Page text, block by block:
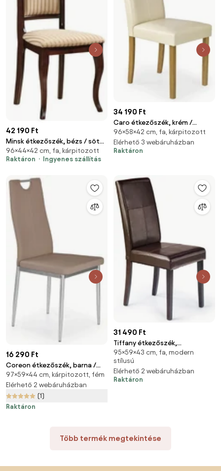
42 190 Ft
Minsk étkezőszék, bézs / sötét
dió
96×44×42 cm, fa, kárpitozott
Raktáron
Ingyenes szállítás
34 190 Ft
Caro étkezőszék, krém /
bükkfa
96×58×42 cm, fa, kárpitozott
Elérhető 3 webáruházban
Raktáron
16 290 Ft
Coreon étkezőszék, barna /
ezüst
97×59×44 cm, kárpitozott, fém
Elérhető 2 webáruházban
(1)
Raktáron
31 490 Ft
Tiffany étkezőszék,
sötétbarna
95×59×43 cm, fa, modern
stílusú
Elérhető 2 webáruházban
Raktáron
Több termék megtekintése